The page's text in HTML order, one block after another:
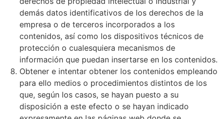
demás datos identificativos de los derechos de la
empresa o de terceros incorporados a los
contenidos, así como los dispositivos técnicos de
protección o cualesquiera mecanismos de
información que puedan insertarse en los contenidos.
Obtener e intentar obtener los contenidos empleando
para ello medios o procedimientos distintos de los
que, según los casos, se hayan puesto a su
disposición a este efecto o se hayan indicado